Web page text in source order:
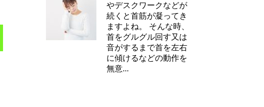
やデスクワークなどが
続くと首筋が凝ってき
ますよね。 そんな時、
首をグルグル回す又は
音がするまで首を左右
に傾けるなどの動作を
無意...